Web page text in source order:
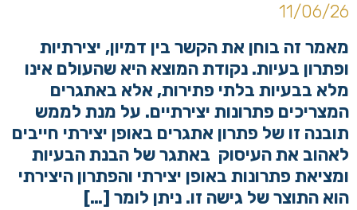
11/06/26
מאמר זה בוחן את הקשר בין דמיון, יצירתיות
ופתרון בעיות. נקודת המוצא היא שהעולם אינו
מלא בבעיות בלתי פתירות, אלא באתגרים
המצריכים פתרונות יצירתיים. על מנת לממש
תובנה זו של פתרון אתגרים באופן יצירתי חייבים
לאהוב את העיסוק באתגר של הבנת הבעיות
ומציאת פתרונות באופן יצירתי והפתרון היצירתי
הוא התוצר של גישה זו. ניתן לומר […]